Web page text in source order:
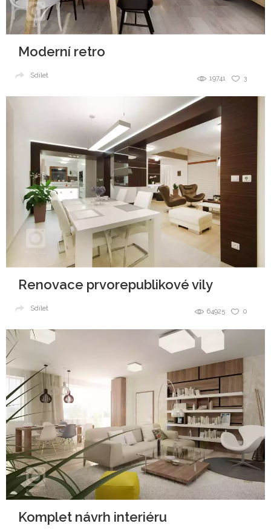
Moderní retro
3
19741
Sdílet
Renovace prvorepublikové vily
0
64925
Sdílet
Komplet návrh interiéru